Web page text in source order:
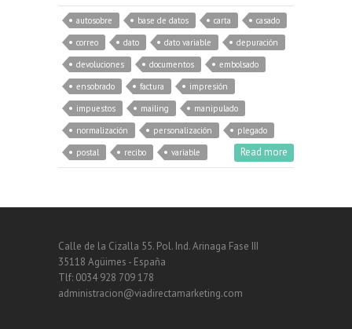
autosobre base de datos carta
casado
correo
dato dato variable
depuración
devoluciones
documentos
embolsado
ensobrado
factura
impresión
impuestos
mailing
manipulado
normalización
personalización
plegado
postal
recibo variable Read more
Calle de la Cizalla 55. Pol. Ind. Arinaga Fase III
35118 Agüimes - España
Tlf: 0034 928 709 178
administracion@viadirectamarketing.com